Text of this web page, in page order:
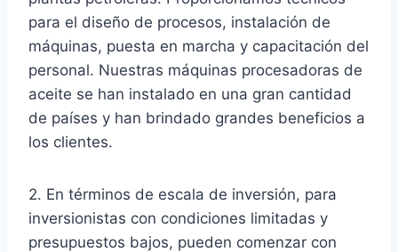
para el diseño de procesos, instalación de
máquinas, puesta en marcha y capacitación del
personal. Nuestras máquinas procesadoras de
aceite se han instalado en una gran cantidad
de países y han brindado grandes beneficios a
los clientes.
2. En términos de escala de inversión, para
inversionistas con condiciones limitadas y
presupuestos bajos, pueden comenzar con